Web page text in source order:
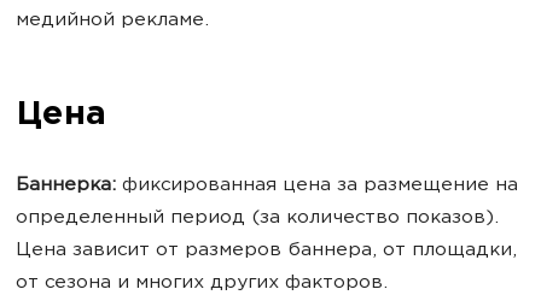
медийной рекламе.
Цена
Баннерка: фиксированная цена за размещение на
определенный период (за количество показов).
Цена зависит от размеров баннера, от площадки,
от сезона и многих других факторов.